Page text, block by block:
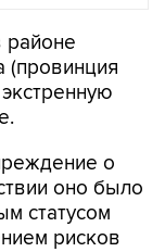
районе
(провинция
о
оно было
статусом
рисков